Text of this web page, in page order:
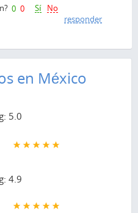
0 0 Sí No
responder
en México
5.0
4.9